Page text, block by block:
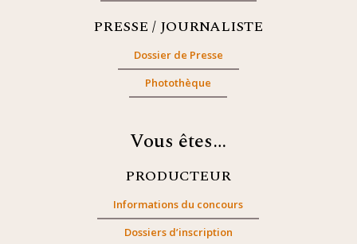
PRESSE / JOURNALISTE
Dossier de Presse
Photothèque
Vous êtes…
PRODUCTEUR
Informations du concours
Dossiers d’inscription